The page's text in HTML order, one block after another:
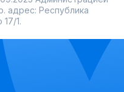
адрес: Республика
1.